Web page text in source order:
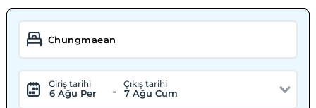
Giriş tarihi
6 Ağu Per -
Çıkış tarihi
7 Ağu Cum